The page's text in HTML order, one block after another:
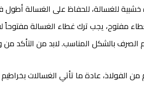
للغسالة، للحفاظ على الغسالة
مفتوح، يجب ترك غطاء الغسالة
بالشكل المناسب. لابد من التأكد من
الفولاذ، عادة ما تأتي الغسالات